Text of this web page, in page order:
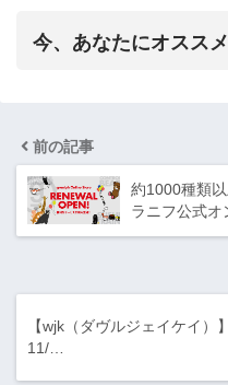
今、あなたにオススメ
前の記事
約1000種類
ラニフ公式オ
【wjk（ダヴルジェイケイ）
11/…